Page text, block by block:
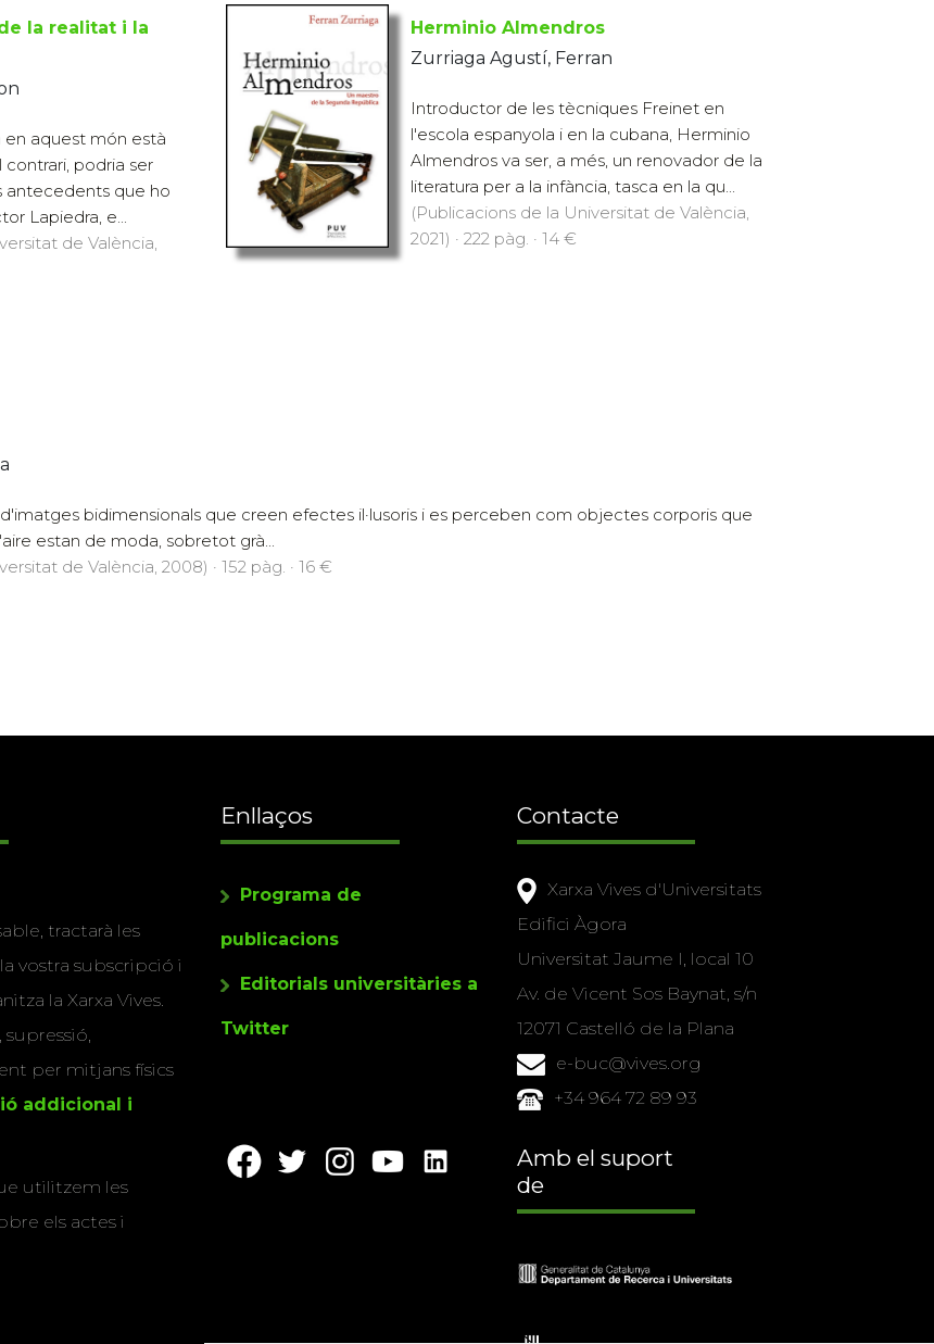
la realitat i la
en aquest món està
contrari, podria ser
antecedents que ho
Lapiedra, e...
de València,
Herminio Almendros
Zurriaga Agustí, Ferran
Introductor de les tècniques Freinet en
l'escola espanyola i en la cubana, Herminio
Almendros va ser, a més, un renovador de la
literatura per a la infància, tasca en la qu...
(Publicacions de la Universitat de València,
2021) · 222 pàg. · 14 €
bidimensionals que creen efectes il·lusoris i es perceben com objectes corporis que
estan de moda, sobretot grà...
de València, 2008) · 152 pàg. · 16 €
tractarà les
vostra subscripció i
la Xarxa Vives.
per mitjans físics
addicional i
utilitzem les
els actes i
Enllaços
Programa de
publicacions
Editorials universitàries a
Twitter
Contacte
Xarxa Vives d'Universitats
Edifici Àgora
Universitat Jaume I, local 10
Av. de Vicent Sos Baynat, s/n
12071 Castelló de la Plana
e-buc@vives.org
+34 964 72 89 93
Amb el suport
de